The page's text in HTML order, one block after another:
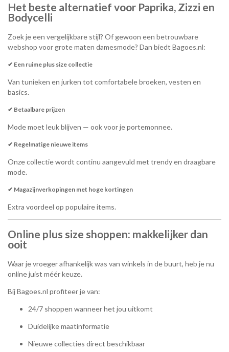
Het beste alternatief voor Paprika, Zizzi en
Bodycelli
Zoek je een vergelijkbare stijl? Of gewoon een betrouwbare
webshop voor grote maten damesmode? Dan biedt Bagoes.nl:
✔ Een ruime plus size collectie
Van tunieken en jurken tot comfortabele broeken, vesten en
basics.
✔ Betaalbare prijzen
Mode moet leuk blijven — ook voor je portemonnee.
✔ Regelmatige nieuwe items
Onze collectie wordt continu aangevuld met trendy en draagbare
mode.
✔ Magazijnverkopingen met hoge kortingen
Extra voordeel op populaire items.
Online plus size shoppen: makkelijker dan
ooit
Waar je vroeger afhankelijk was van winkels in de buurt, heb je nu
online juist méér keuze.
Bij Bagoes.nl profiteer je van:
24/7 shoppen wanneer het jou uitkomt
Duidelijke maatinformatie
Nieuwe collecties direct beschikbaar